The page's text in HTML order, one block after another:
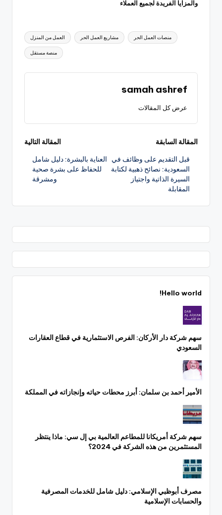
والمزايا الفريدة لجميع العملاء
العلامات: العمل من المنزل مشاريع العمل الحر منصات العمل الحر
منصة مستقل
samah ashref
عرض كل المقالات
تصفّح
المقالات
المقالة السابقة
قبل التقديم على وظائف في
السعودية: نصائح ذهبية لكتابة
السيرة الذاتية واجتياز
المقابلة
المقالة التالية
العناية بالبشرة: دليل شامل
للحفاظ على بشرة صحية
ومشرقة
Hello world!
سهم شركة دار الأركان: الفرص الاستثمارية في قطاع العقارات
السعودي
الأمير أحمد بن سلمان: أبرز محطات حياته وإنجازاته في المملكة
سهم شركة أمريكانا للمطاعم العالمية بي إل سي: ماذا ينتظر
المستثمرين من هذه الشركة في 2024؟
مصرف أبوظبي الإسلامي: دليل شامل للخدمات المصرفية
والحسابات الإسلامية